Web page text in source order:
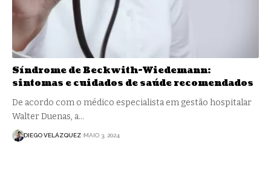
Síndrome de Beckwith-Wiedemann:
sintomas e cuidados de saúde recomendados
De acordo com o médico especialista em gestão hospitalar
Walter Duenas, a…
DIEGO VELÁZQUEZ MAIO 3, 2024